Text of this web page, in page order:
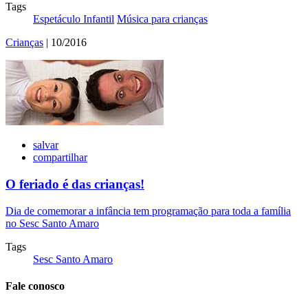
Tags
Espetáculo Infantil Música para crianças
Crianças | 10/2016
salvar
compartilhar
O feriado é das crianças!
Dia de comemorar a infância tem programação para toda a família
no Sesc Santo Amaro
Tags
Sesc Santo Amaro
Fale conosco